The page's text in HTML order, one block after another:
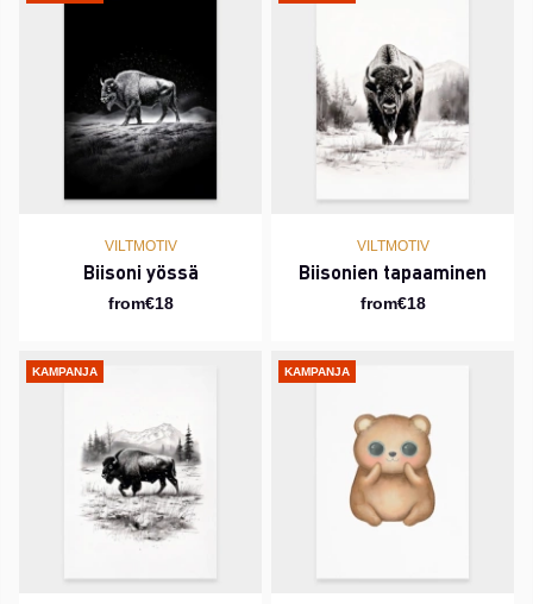
VILTMOTIV
Biisoni yössä
from€18
VILTMOTIV
Biisonien tapaaminen
from€18
KAMPANJA KAMPANJA